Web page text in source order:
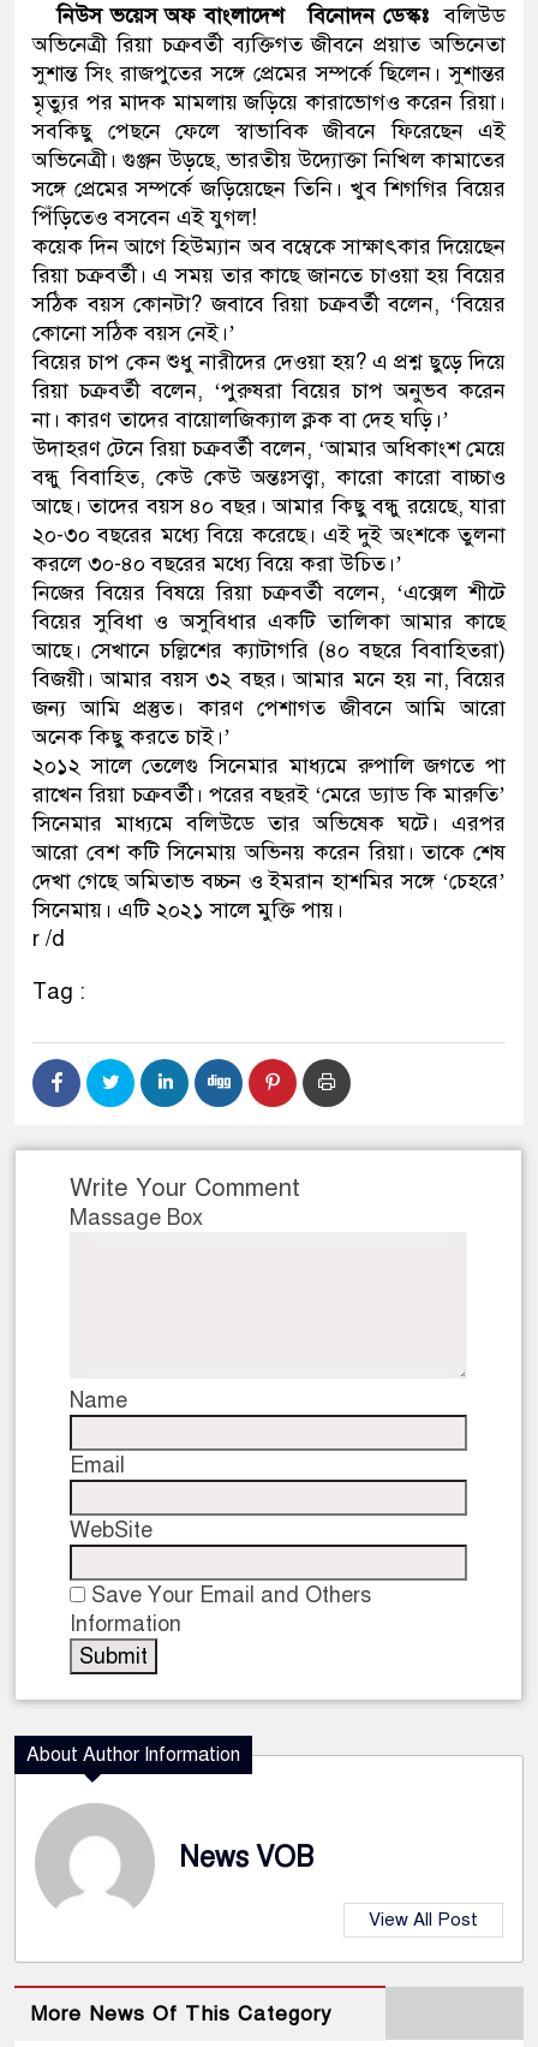
নিউস ভয়েস অফ বাংলাদেশ বিনোদন ডেস্কঃবলিউড
অভিনেত্রী রিয়া চক্রবর্তী ব্যক্তিগত জীবনে প্রয়াত অভিনেতা
সুশান্ত সিং রাজপুতের সঙ্গে প্রেমের সম্পর্কে ছিলেন। সুশান্তর
মৃত্যুর পর মাদক মামলায় জড়িয়ে কারাভোগও করেন রিয়া।
সবকিছু পেছনে ফেলে স্বাভাবিক জীবনে ফিরেছেন এই
অভিনেত্রী। গুঞ্জন উড়ছে, ভারতীয় উদ্যোক্তা নিখিল কামাতের
সঙ্গে প্রেমের সম্পর্কে জড়িয়েছেন তিনি। খুব শিগগির বিয়ের
পিঁড়িতেও বসবেন এই যুগল!
কয়েক দিন আগে হিউম্যান অব বম্বেকে সাক্ষাৎকার দিয়েছেন
রিয়া চক্রবর্তী। এ সময় তার কাছে জানতে চাওয়া হয় বিয়ের
সঠিক বয়স কোনটা? জবাবে রিয়া চক্রবর্তী বলেন, ‘বিয়ের
কোনো সঠিক বয়স নেই।’
বিয়ের চাপ কেন শুধু নারীদের দেওয়া হয়? এ প্রশ্ন ছুড়ে দিয়ে
রিয়া চক্রবর্তী বলেন, ‘পুরুষরা বিয়ের চাপ অনুভব করেন
না। কারণ তাদের বায়োলজিক্যাল ক্লক বা দেহ ঘড়ি।’
উদাহরণ টেনে রিয়া চক্রবর্তী বলেন, ‘আমার অধিকাংশ মেয়ে
বন্ধু বিবাহিত, কেউ কেউ অন্তঃসত্ত্বা, কারো কারো বাচ্চাও
আছে। তাদের বয়স ৪০ বছর। আমার কিছু বন্ধু রয়েছে, যারা
২০-৩০ বছরের মধ্যে বিয়ে করেছে। এই দুই অংশকে তুলনা
করলে ৩০-৪০ বছরের মধ্যে বিয়ে করা উচিত।’
নিজের বিয়ের বিষয়ে রিয়া চক্রবর্তী বলেন, ‘এক্সেল শীটে
বিয়ের সুবিধা ও অসুবিধার একটি তালিকা আমার কাছে
আছে। সেখানে চল্লিশের ক্যাটাগরি (৪০ বছরে বিবাহিতরা)
বিজয়ী। আমার বয়স ৩২ বছর। আমার মনে হয় না, বিয়ের
জন্য আমি প্রস্তুত। কারণ পেশাগত জীবনে আমি আরো
অনেক কিছু করতে চাই।’
২০১২ সালে তেলেগু সিনেমার মাধ্যমে রুপালি জগতে পা
রাখেন রিয়া চক্রবর্তী। পরের বছরই ‘মেরে ড্যাড কি মারুতি’
সিনেমার মাধ্যমে বলিউডে তার অভিষেক ঘটে। এরপর
আরো বেশ কটি সিনেমায় অভিনয় করেন রিয়া। তাকে শেষ
দেখা গেছে অমিতাভ বচ্চন ও ইমরান হাশমির সঙ্গে ‘চেহরে’
সিনেমায়। এটি ২০২১ সালে মুক্তি পায়।
r /d
Tag :
Write Your Comment
Massage Box
Name
Email
WebSite
Save Your Email and Others
Information
About Author Information
News VOB
View All Post
More News Of This Category